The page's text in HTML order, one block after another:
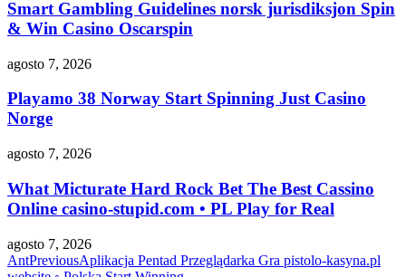
Smart Gambling Guidelines norsk jurisdiksjon Spin
& Win Casino Oscarspin
agosto 7, 2026
Playamo 38 Norway Start Spinning Just Casino
Norge
agosto 7, 2026
What Micturate Hard Rock Bet The Best Cassino
Online casino-stupid.com • PL Play for Real
agosto 7, 2026
AntPreviousAplikacja Pentad Przeglądarka Gra pistolo-kasyna.pl